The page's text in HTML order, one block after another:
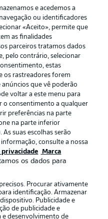
Avisos legais
Aviso de privacidade
Trabalhe conosco
Contato
e acedemos a
ou identificadores
«Aceito», permite que
as finalidades
parceiros tratamos dados
pelo contrário, selecionar
estas
os rastreadores forem
que vê poderão
voltar a este menu para
o consentimento a qualquer
preferências na parte
na parte inferior
As suas escolhas serão
consulte a nossa
privacidade Marca
os dados para
Procurar ativamente
identificação. Armazenar
Publicidade e
de publicidade e
e desenvolvimento de